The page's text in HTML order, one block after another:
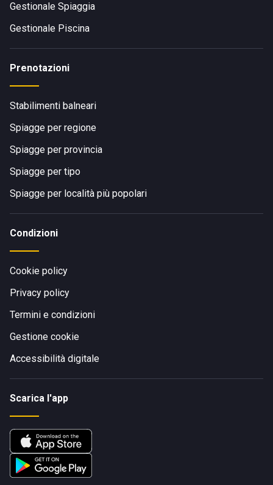
Gestionale Spiaggia
Gestionale Piscina
Prenotazioni
Stabilimenti balneari
Spiagge per regione
Spiagge per provincia
Spiagge per tipo
Spiagge per località più popolari
Condizioni
Cookie policy
Privacy policy
Termini e condizioni
Gestione cookie
Accessibilità digitale
Scarica l'app